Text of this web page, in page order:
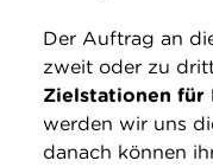
Der Auftrag an
zweit oder zu
Zielstationen für
werden wir uns
danach können